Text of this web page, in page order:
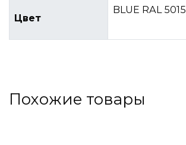
Цвет
BLUE RAL 5015
Похожие товары